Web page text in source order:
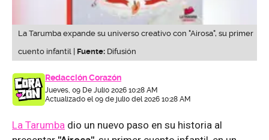
La Tarumba expande su universo creativo con "Airosa", su primer
cuento infantil | Fuente: Difusión
Redacción Corazón
Jueves, 09 De Julio 2026 10:28 AM
Actualizado el 09 de julio del 2026 10:28 AM
La Tarumba dio un nuevo paso en su historia al